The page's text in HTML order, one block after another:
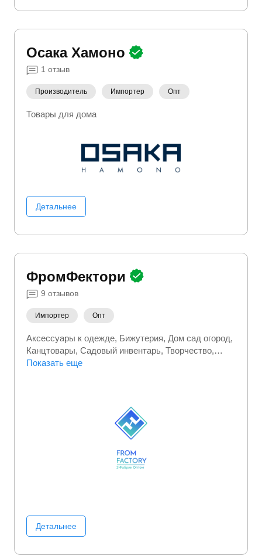
Осака Хамоно
1 отзыв
Производитель Импортер Опт
Товары для дома
Детальнее
ФромФектори
9 отзывов
Импортер Опт
Аксессуары к одежде Бижутерия Дом сад огород
Канцтовары Садовый инвентарь Творчество
Товары для дома
Показать еще
Детальнее